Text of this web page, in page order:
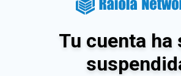
Tu cuenta ha